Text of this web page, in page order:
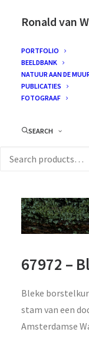
Ronald van
PORTFOLIO
BEELDBANK
NATUUR AAN DE
PUBLICATIES
FOTOGRAAF
SEARCH
67972 –
Bleke
stam van een
Amsterdamse